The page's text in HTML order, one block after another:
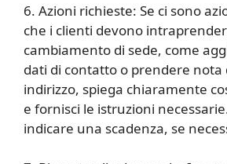
6. Azioni richieste: Se ci sono
che i clienti devono
cambiamento di sede, come
dati di contatto o prendere nota
indirizzo, spiega chiaramente
e fornisci le istruzioni
indicare una scadenza, se